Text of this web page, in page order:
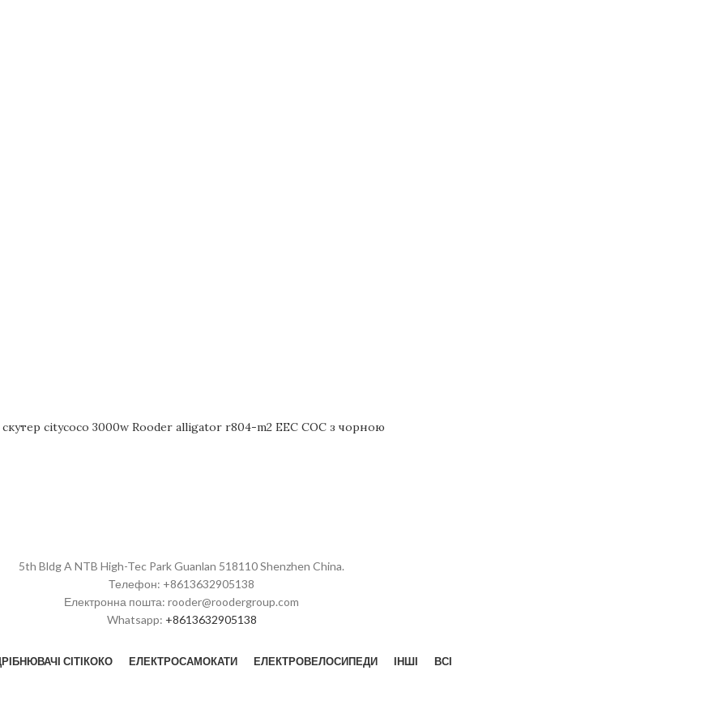
citycoco 3000w Rooder alligator r804-m2 EEC COC з чорною
5th Bldg A NTB High-Tec Park Guanlan 518110 Shenzhen China.
Телефон: +8613632905138
Електронна пошта: rooder@roodergroup.com
Whatsapp: +8613632905138
СІТІКОКО ЕЛЕКТРОСАМОКАТИ ЕЛЕКТРОВЕЛОСИПЕДИ ІНШІ ВСІ